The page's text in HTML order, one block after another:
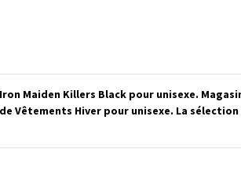
Maiden Killers Black pour unisexe.
Vêtements Hiver pour unisexe. La sélection